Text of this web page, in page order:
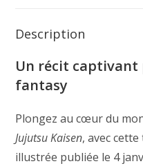
Description
Un récit captivant
fantasy
Plongez au cœur du
Jujutsu Kaisen, avec
illustrée publiée le 4